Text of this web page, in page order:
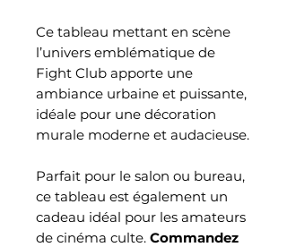
Ce tableau mettant en scène
l’univers emblématique de
Fight Club apporte une
ambiance urbaine et puissante,
idéale pour une décoration
murale moderne et audacieuse.
Parfait pour le salon ou bureau,
ce tableau est également un
cadeau idéal pour les amateurs
de cinéma culte. Commandez